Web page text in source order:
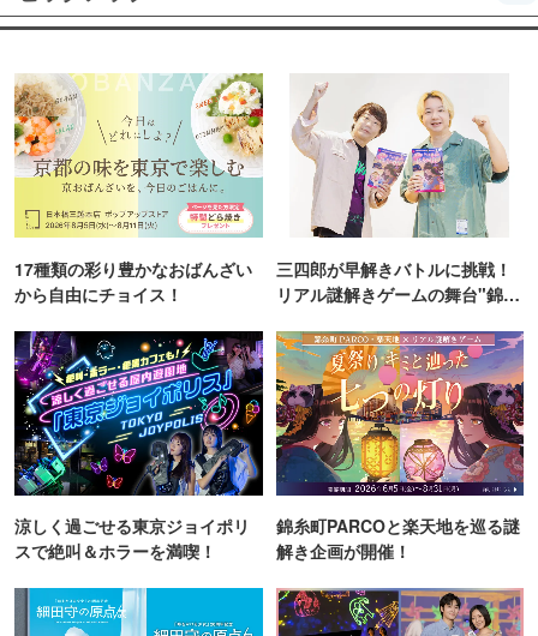
17種類の彩り豊かなおばんざい
から自由にチョイス！
三四郎が早解きバトルに挑戦！
リアル謎解きゲームの舞台"錦糸
涼しく過ごせる東京ジョイポリ
スで絶叫＆ホラーを満喫！
錦糸町PARCOと楽天地を巡る謎
解き企画が開催！